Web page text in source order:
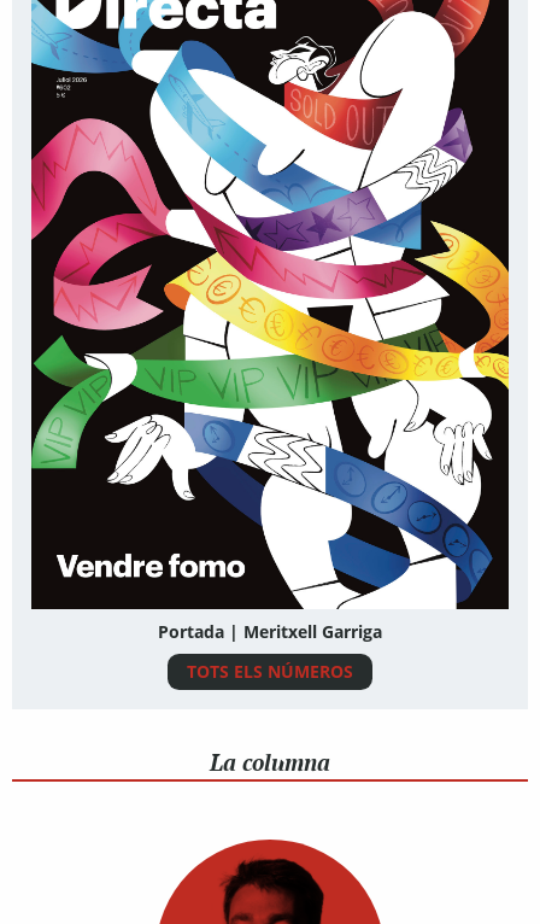
Portada | Meritxell Garriga
TOTS ELS NÚMEROS
La columna